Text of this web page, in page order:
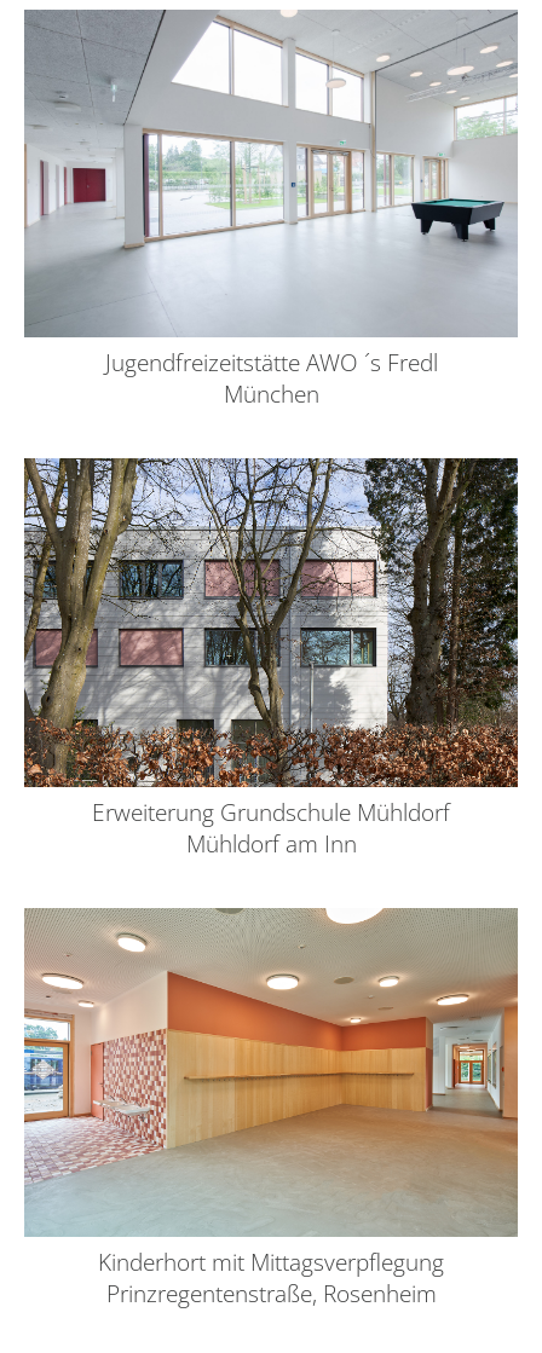
Jugendfreizeitstätte AWO ´s Fredl
München
Erweiterung Grundschule Mühldorf
Mühldorf am Inn
Kinderhort mit Mittagsverpflegung
Prinzregentenstraße, Rosenheim